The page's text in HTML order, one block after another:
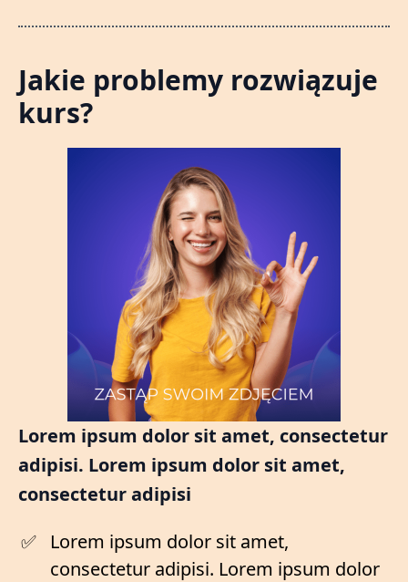
Jakie problemy rozwiązuje
kurs?
Lorem ipsum dolor sit amet, consectetur
adipisi. Lorem ipsum dolor sit amet,
consectetur adipisi
Lorem ipsum dolor sit amet,
consectetur adipisi. Lorem ipsum dolor